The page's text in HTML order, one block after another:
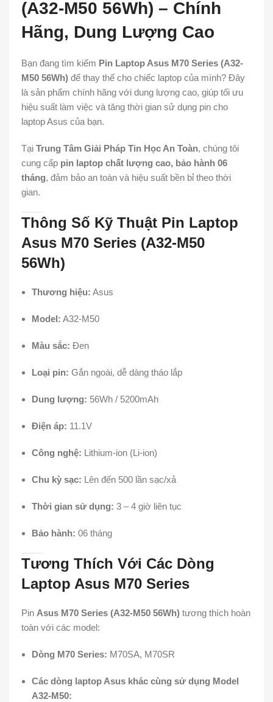
(A32-M50 56Wh) – Chính
Hãng, Dung Lượng Cao
Bạn đang tìm kiếm Pin Laptop Asus M70 Series (A32-
M50 56Wh) để thay thế cho chiếc laptop của mình? Đây
là sản phẩm chính hãng với dung lượng cao, giúp tối ưu
hiệu suất làm việc và tăng thời gian sử dụng pin cho
laptop Asus của bạn.
Tại Trung Tâm Giải Pháp Tin Học An Toàn, chúng tôi
cung cấp pin laptop chất lượng cao, bảo hành 06
tháng, đảm bảo an toàn và hiệu suất bền bỉ theo thời
gian.
Thông Số Kỹ Thuật Pin Laptop
Asus M70 Series (A32-M50
56Wh)
Thương hiệu: Asus
Model: A32-M50
Màu sắc: Đen
Loại pin: Gắn ngoài, dễ dàng tháo lắp
Dung lượng: 56Wh / 5200mAh
Điện áp: 11.1V
Công nghệ: Lithium-ion (Li-ion)
Chu kỳ sạc: Lên đến 500 lần sạc/xả
Thời gian sử dụng: 3 – 4 giờ liên tục
Bảo hành: 06 tháng
Tương Thích Với Các Dòng
Laptop Asus M70 Series
Pin Asus M70 Series (A32-M50 56Wh) tương thích hoàn
toàn với các model:
Dòng M70 Series: M70SA, M70SR
Các dòng laptop Asus khác cùng sử dụng Model
A32-M50: